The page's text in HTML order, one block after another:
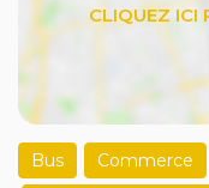
Bus Commerce